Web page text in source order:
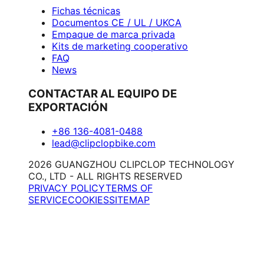
Fichas técnicas
Documentos CE / UL / UKCA
Empaque de marca privada
Kits de marketing cooperativo
FAQ
News
CONTACTAR AL EQUIPO DE
EXPORTACIÓN
+86 136-4081-0488
lead@clipclopbike.com
2026 GUANGZHOU CLIPCLOP TECHNOLOGY
CO., LTD - ALL RIGHTS RESERVED
PRIVACY POLICYTERMS OF
SERVICECOOKIESSITEMAP